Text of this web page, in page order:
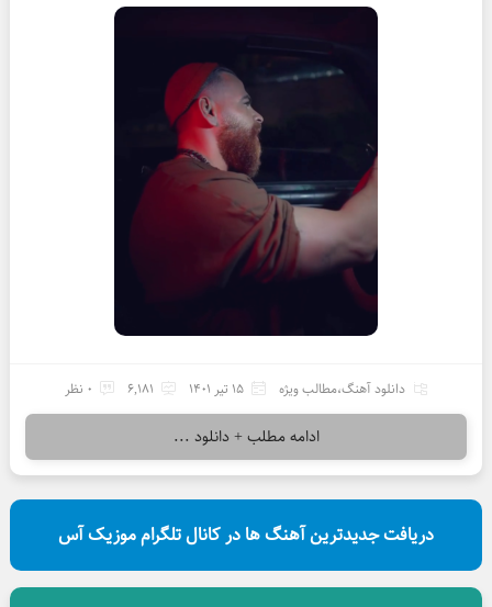
دانلود آهنگ،مطالب ویژه 15 تیر 1401 6,181 0 نظر
ادامه مطلب + دانلود ...
دریافت جدیدترین آهنگ ها در کانال تلگرام موزیک آس